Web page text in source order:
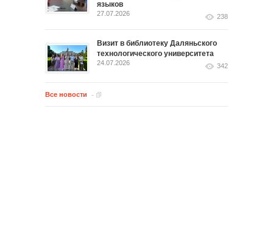
языков
27.07.2026 238
Визит в библиотеку Даляньского
технологического университета
24.07.2026 342
Все новости